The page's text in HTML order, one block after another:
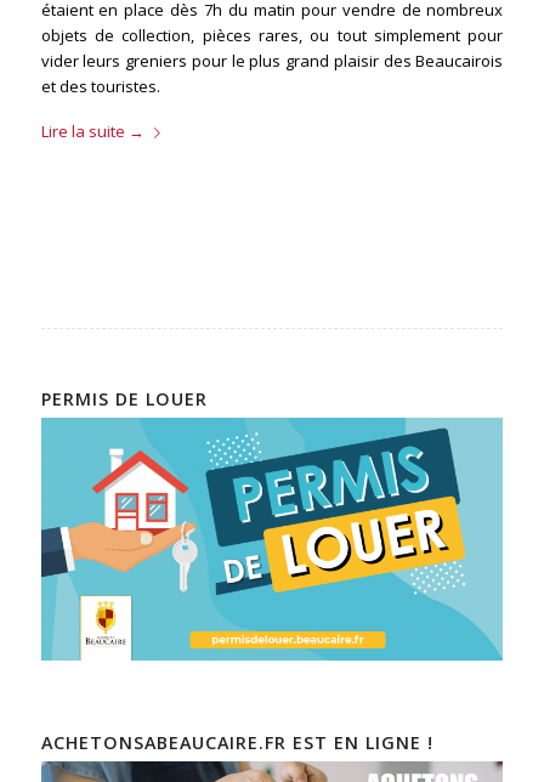
étaient en place dès 7h du matin pour vendre de nombreux
objets de collection, pièces rares, ou tout simplement pour
vider leurs greniers pour le plus grand plaisir des Beaucairois
et des touristes.
Lire la suite →
PERMIS DE LOUER
ACHETONSABEAUCAIRE.FR EST EN LIGNE !